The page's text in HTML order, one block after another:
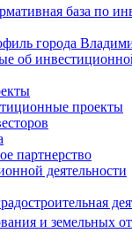
база по
города
об
проекты
партнерство
деятельности
и земельных